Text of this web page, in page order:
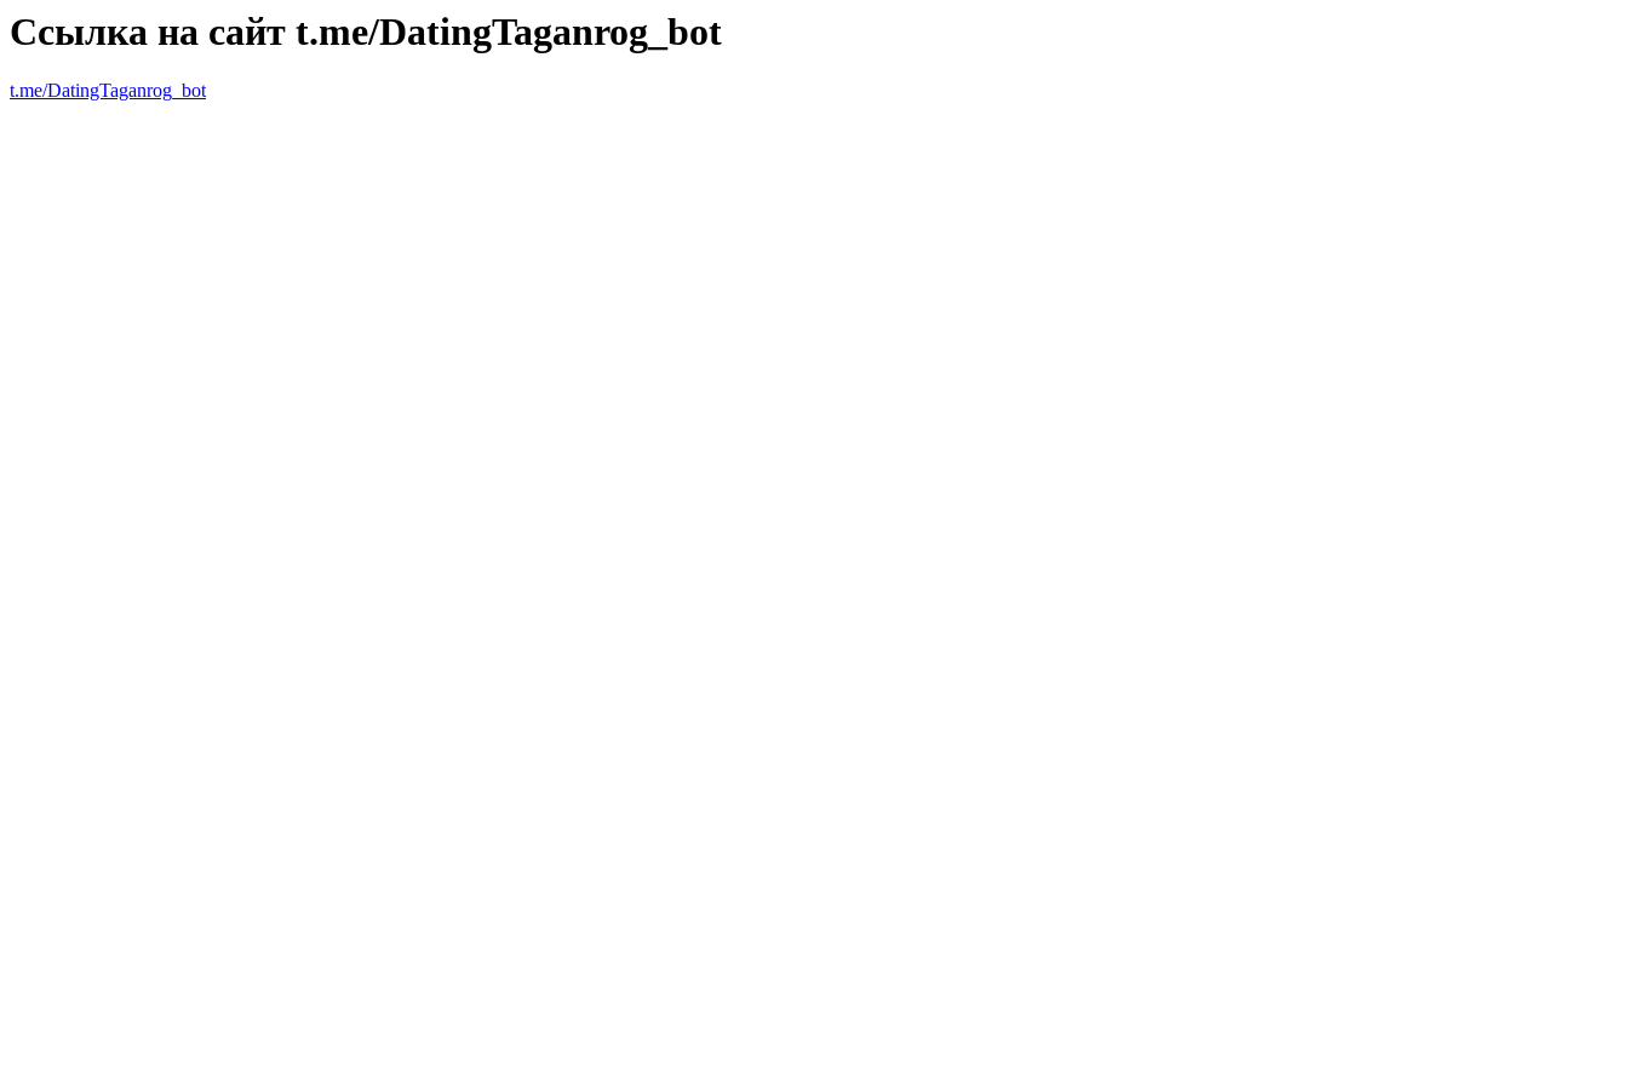
Ссылка на сайт t.me/DatingTaganrog_bot
t.me/DatingTaganrog_bot